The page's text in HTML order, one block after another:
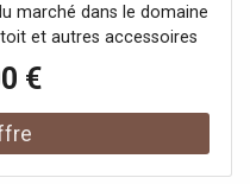
marché dans le domaine
et autres accessoires
France Attelage vous
marque Thule et vous
au long de l'année.
€